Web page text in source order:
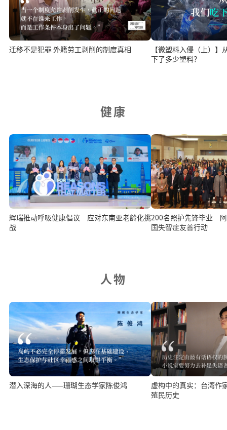
迁移不是犯罪 外籍劳工剥削的制度真相
【微塑料入侵（上）
下了多少塑料？
健康
辉瑞推动呼吸健康倡议 应对东南亚老龄化挑
战
200名照护先锋毕业
国失智症友善行动
人物
潜入深海的人——珊瑚生态学家陈俊鸿
虚构中的真实：台湾作
殖民历史